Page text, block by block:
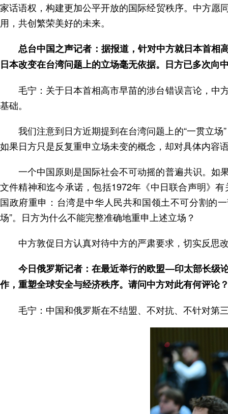
家话语权，构建更加公平开放的国际经贸秩序。中方
用，共创繁荣美好的未来。
总台中国之声记者：据报道，针对中方就日本首相
日本改变在台湾问题上的立场毫无依据。日方已多次
毛宁：关于日本首相高市早苗的涉台错误言论，中
基础。
我们注意到日方近期提到在台湾问题上的“一贯立
如果日方只是反复重申立场未变的概念，却对具体内容
一个中国原则是国际社会不可动摇的普遍共识。如
文件精神和迄今承诺，包括1972年《中日联合声明》
国政府重申：台湾是中华人民共和国领土不可分割的
场”。日方为什么不能完整准确地重申上述立场？
中方敦促日方认真对待中方的严肃要求，切实反思
今日俄罗斯记者：在最近举行的欧盟—印太部长级
作，重塑全球安全与经济秩序。请问中方对此有何评论
毛宁：中国和俄罗斯在不结盟、不对抗、不针对第